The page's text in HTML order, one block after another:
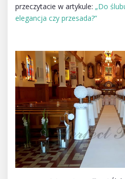
przeczytacie w artykule: „Do
elegancja czy przesada?”